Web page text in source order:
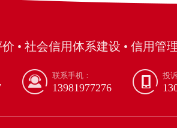
• 社会信用体系建设 • 信用管
联系手机：
13981977276
投